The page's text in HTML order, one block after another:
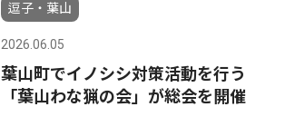
逗子・葉山
2026.06.05
葉山町でイノシシ対策活動を行う
「葉山わな猟の会」が総会を開催